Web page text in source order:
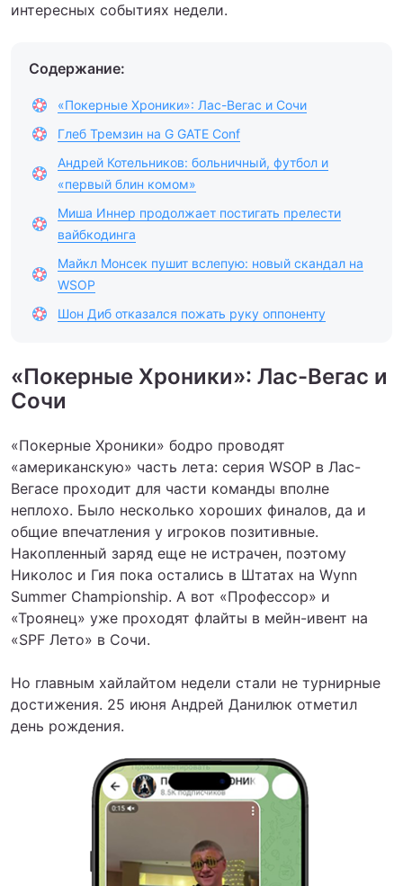
интересных событиях недели.
Содержание:
«Покерные Хроники»: Лас-Вегас и Сочи
Глеб Тремзин на G GATE Conf
Андрей Котельников: больничный, футбол и
«первый блин комом»
Миша Иннер продолжает постигать прелести
вайбкодинга
Майкл Монсек пушит вслепую: новый скандал на
WSOP
Шон Диб отказался пожать руку оппоненту
«Покерные Хроники»: Лас-Вегас и
Сочи
«Покерные Хроники» бодро проводят
«американскую» часть лета: серия WSOP в Лас-
Вегасе проходит для части команды вполне
неплохо. Было несколько хороших финалов, да и
общие впечатления у игроков позитивные.
Накопленный заряд еще не истрачен, поэтому
Николос и Гия пока остались в Штатах на Wynn
Summer Championship. А вот «Профессор» и
«Троянец» уже проходят флайты в мейн-ивент на
«SPF Лето» в Сочи.
Но главным хайлайтом недели стали не турнирные
достижения. 25 июня Андрей Данилюк отметил
день рождения.